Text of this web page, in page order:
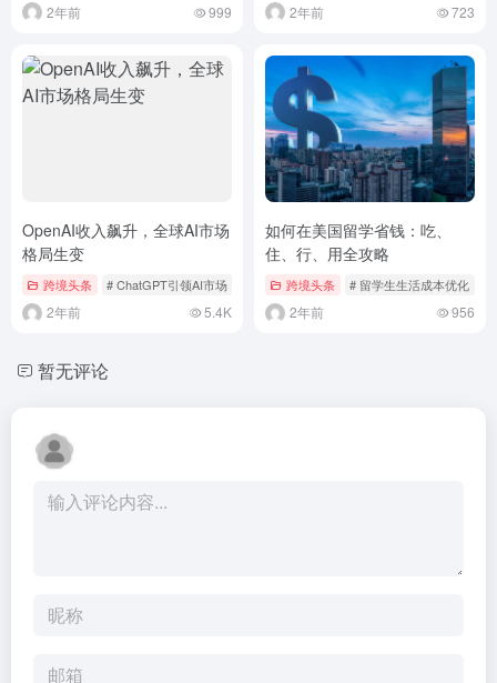
2年前 999 2年前 723
OpenAI收入飙升，全球AI市场
格局生变
跨境头条 # ChatGPT引领AI市场 # OpenAI收入增长
2年前 5.4K
如何在美国留学省钱：吃、
住、行、用全攻略
跨境头条 # 留学生生活成本优化
2年前 956
暂无评论